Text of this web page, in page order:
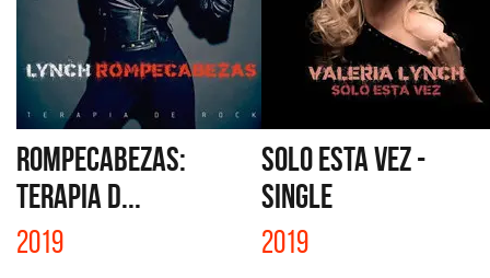
ROMPECABEZAS:
TERAPIA D...
2019
SOLO ESTA VEZ -
SINGLE
2019